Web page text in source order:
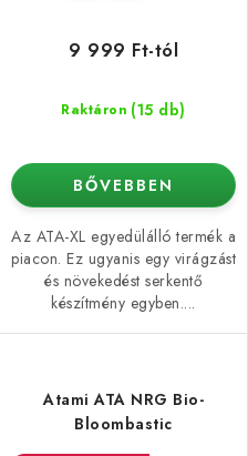
Raktáron (15 db)
9 999 Ft-tól
BŐVEBBEN
Az ATA-XL egyedülálló termék a
piacon. Ez ugyanis egy virágzást
és növekedést serkentő
készítmény egyben....
Atami ATA NRG Bio-
Bloombastic